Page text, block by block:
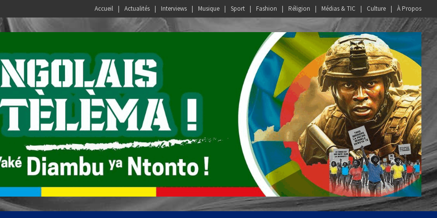
Accueil Actualités Interviews Musique Sport Fashion Réligion Médias & TIC Culture À Propos